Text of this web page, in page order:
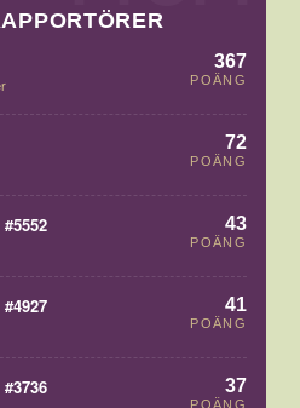
367
POÄNG
72
POÄNG
43
POÄNG
41
POÄNG
37
POÄNG